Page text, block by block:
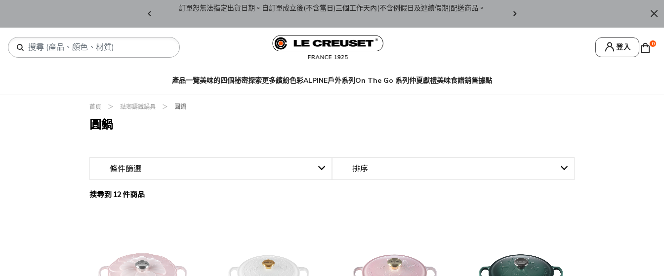
訂單恕無法指定出貨日期。自訂單成立後(不含當日)三個工作天內(不含例假日及連續假期)配送商品。 訂單僅限台灣本島地區配送，恕無法寄送離島
登入 0
產品一覽美味的四個秘密探索更多繽紛色彩ALPINE戶外系列On The Go 系列仲夏獻禮美味食譜銷售據點
首頁 琺瑯鑄鐵鍋具 圓鍋
圓鍋
條件篩選 排序
搜尋到 12 件商品